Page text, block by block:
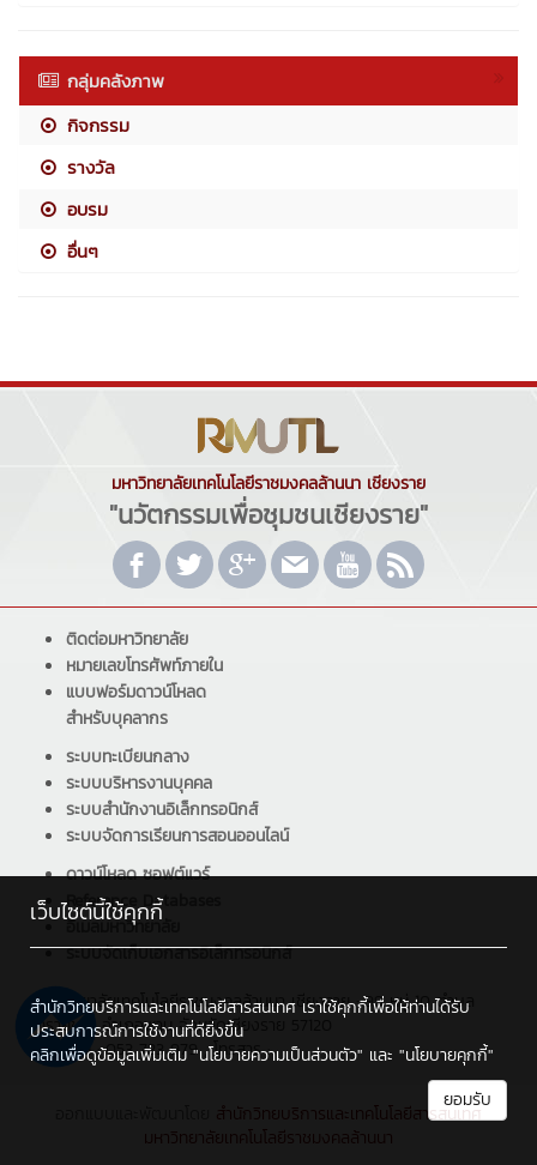
กลุ่มคลังภาพ
กิจกรรม
รางวัล
อบรม
อื่นๆ
มหาวิทยาลัยเทคโนโลยีราชมงคลล้านนา เชียงราย
"นวัตกรรมเพื่อชุมชนเชียงราย"
ติดต่อมหาวิทยาลัย
หมายเลขโทรศัพท์ภายใน
แบบฟอร์มดาวน์โหลด
สำหรับบุคลากร
ระบบทะเบียนกลาง
ระบบบริหารงานบุคคล
ระบบสำนักงานอิเล็กทรอนิกส์
ระบบจัดการเรียนการสอนออนไลน์
ดาวน์โหลด ซอฟต์แวร์
Reference Databases
อีเมลมหาวิทยาลัย
ระบบจัดเก็บเอกสารอิเล็กทรอนิกส์
มหาวิทยาลัยเทคโนโลยีราชมงคลล้านนา เชียงราย : 99 หมู่ 10 ตำบล
ทรายขาว อำเภอพาน จังหวัดเชียงราย 57120
โทรศัพท์ : 053 723 979 , โทรสาร :
เว็บไซต์นี้ใช้คุกกี้
สำนักวิทยบริการและเทคโนโลยีสารสนเทศ เราใช้คุกกี้เพื่อให้ท่านได้รับ
ประสบการณ์การใช้งานที่ดียิ่งขึ้น
คลิกเพื่อดูข้อมูลเพิ่มเติม "นโยบายความเป็นส่วนตัว" และ "นโยบายคุกกี้"
ยอมรับ
สำนักวิทยบริการและเทคโนโลยีสารสนเทศ
มหาวิทยาลัยเทคโนโลยีราชมงคลล้านนา